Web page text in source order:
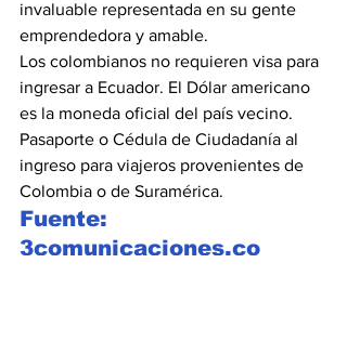
invaluable representada en su gente
emprendedora y amable.
Los colombianos no requieren visa para
ingresar a Ecuador. El Dólar americano
es la moneda oficial del país vecino.
Pasaporte o Cédula de Ciudadanía al
ingreso para viajeros provenientes de
Colombia o de Suramérica.
Fuente:
3comunicaciones.co